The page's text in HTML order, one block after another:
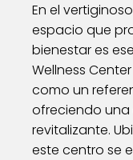
En el
espacio que
bienestar es
Wellness
como un
ofreciendo una
revitalizante.
este centro se